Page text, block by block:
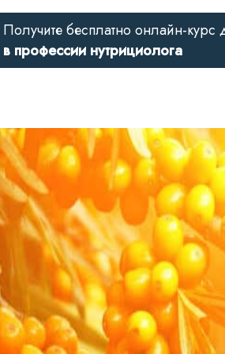
Получите бесплатно онлайн-курс
в профессии нутрициолога